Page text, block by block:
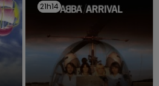
21h14
21h14